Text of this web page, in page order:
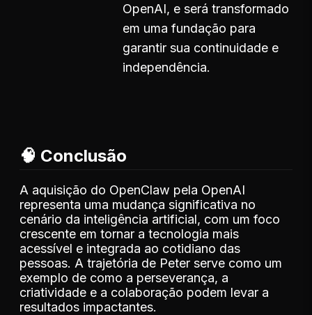
OpenAI, e será transformado
em uma fundação para
garantir sua continuidade e
independência.
🧠 Conclusão
A aquisição do OpenClaw pela OpenAI
representa uma mudança significativa no
cenário da inteligência artificial, com um foco
crescente em tornar a tecnologia mais
acessível e integrada ao cotidiano das
pessoas. A trajetória de Peter serve como um
exemplo de como a perseverança, a
criatividade e a colaboração podem levar a
resultados impactantes.